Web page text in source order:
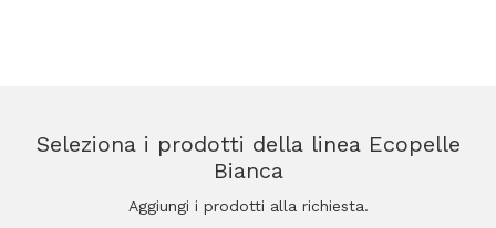
Seleziona i prodotti della linea Ecopelle
Bianca
Aggiungi i prodotti alla richiesta.